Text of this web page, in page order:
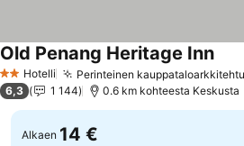
2 Tähtiluokitus
Hotelli Perinteinen
Old Penang Heritage Inn
6,3 1 144 0.6 km kohteesta Keskusta
Alkaen 14 €